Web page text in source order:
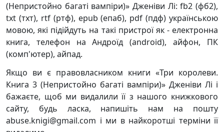
(Непристойно багаті вампіри)» Дженіви Лі: fb2 (фб2),
txt (тхт), rtf (ртф), epub (епаб), pdf (пдф) українською
мовою, які підійдуть на такі пристрої як - електронна
книга, телефон на Андроїд (android), айфон, ПК
(комп'ютер), айпад.
Якщо ви є правовласником книги «Три королеви.
Книга 3 (Непристойно багаті вампіри)» Дженіви Лі і
бажаєте, щоб ми видалили її з нашого книжкового
сайту, будь ласка, напишіть нам на пошту
abuse.knigi@gmail.com і ми в найкоротші терміни її